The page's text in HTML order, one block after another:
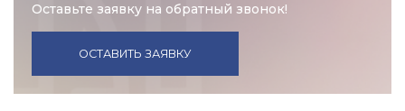
Оставьте заявку на обратный звонок!
ОСТАВИТЬ ЗАЯВКУ